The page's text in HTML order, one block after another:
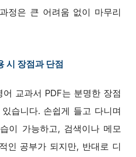
정은 큰 어려움 없이 마무리
시 장점과 단점
교과서 PDF는 분명한 장점
습니다. 손쉽게 들고 다니며
이 가능하고, 검색이나 메모
인 공부가 되지만, 반대로 디